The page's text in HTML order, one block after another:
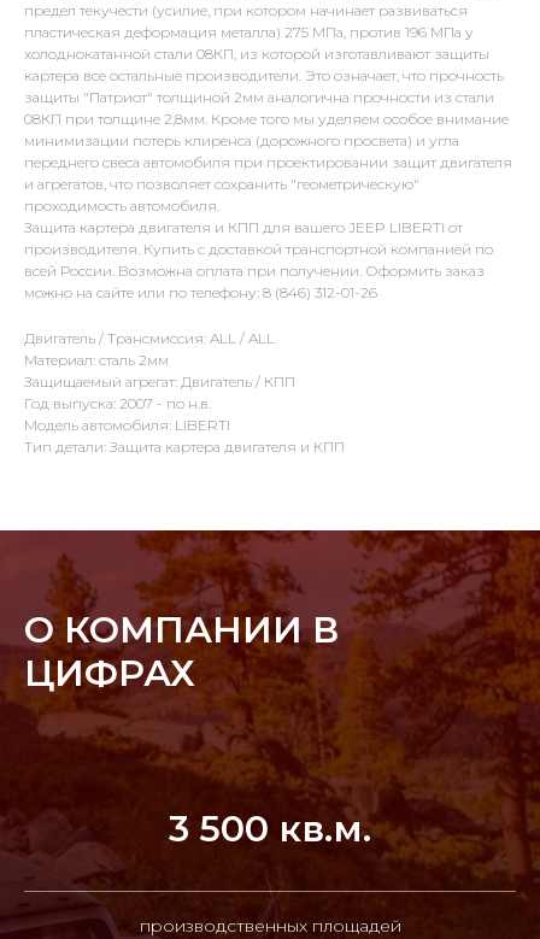
предел текучести (усилие, при котором начинает развиваться
пластическая деформация металла) 275 МПа, против 196 МПа у
холоднокатанной стали 08КП, из которой изготавливают защиты
картера все остальные производители. Это означает, что прочность
защиты "Патриот" толщиной 2мм аналогична прочности из стали
08КП при толщине 2,8мм. Кроме того мы уделяем особое внимание
минимизации потерь клиренса (дорожного просвета) и угла
переднего свеса автомобиля при проектировании защит двигателя
и агрегатов, что позволяет сохранить "геометрическую"
проходимость автомобиля.
Защита картера двигателя и КПП для вашего JEEP LIBERTI от
производителя. Купить с доставкой транспортной компанией по
всей России. Возможна оплата при получении. Оформить заказ
можно на сайте или по телефону: 8 (846) 312-01-26
Двигатель / Трансмиссия: ALL / ALL
Материал: сталь 2мм
Защищаемый агрегат: Двигатель / КПП
Год выпуска: 2007 - по н.в.
Модель автомобиля: LIBERTI
Тип детали: Защита картера двигателя и КПП
О КОМПАНИИ В
ЦИФРАХ
3 500 кв.м.
производственных площадей